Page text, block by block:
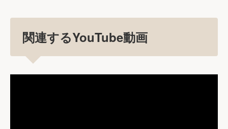
関連するYouTube動画